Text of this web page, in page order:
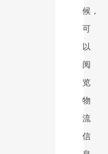
候，
可
以
阅
览
物
流
信